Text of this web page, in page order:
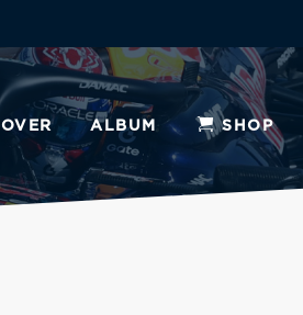
OVER ALBUM SHOP